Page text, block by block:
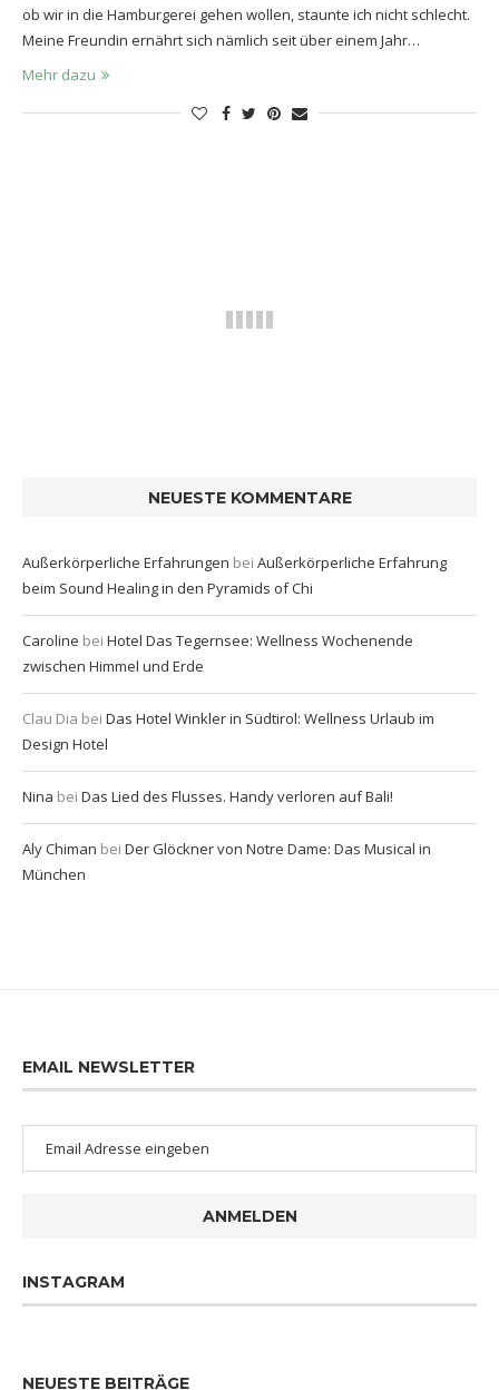
ob wir in die Hamburgerei gehen wollen, staunte ich nicht schlecht.
Meine Freundin ernährt sich nämlich seit über einem Jahr…
Mehr dazu
NEUESTE KOMMENTARE
Außerkörperliche Erfahrungen bei Außerkörperliche Erfahrung
beim Sound Healing in den Pyramids of Chi
Caroline bei Hotel Das Tegernsee: Wellness Wochenende
zwischen Himmel und Erde
Clau Dia bei Das Hotel Winkler in Südtirol: Wellness Urlaub im
Design Hotel
Nina bei Das Lied des Flusses. Handy verloren auf Bali!
Aly Chiman bei Der Glöckner von Notre Dame: Das Musical in
München
EMAIL NEWSLETTER
ANMELDEN
INSTAGRAM
NEUESTE BEITRÄGE